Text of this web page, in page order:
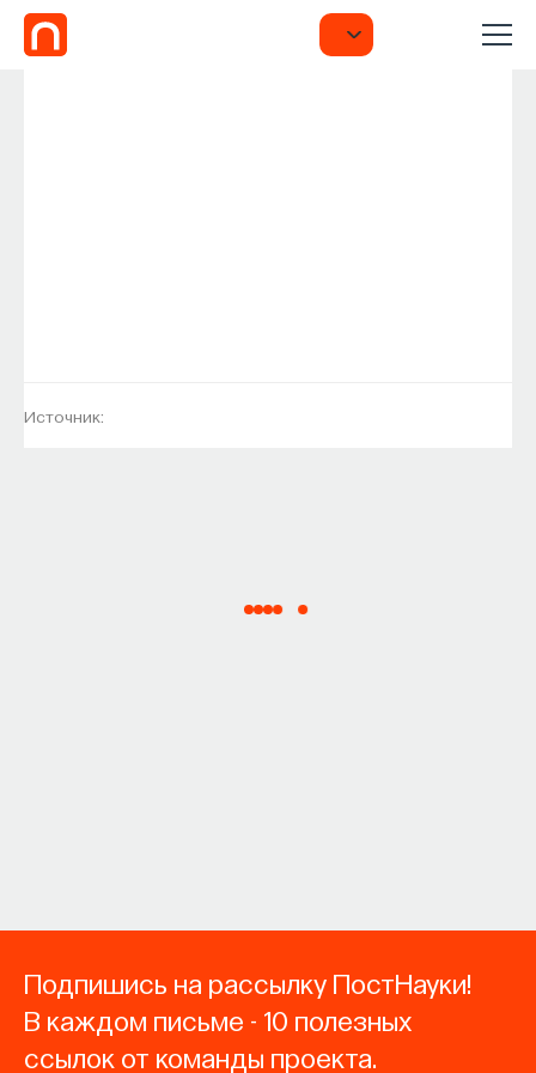
Источник:
Подпишись на рассылку ПостНауки!
В каждом письме - 10 полезных
ссылок от команды проекта.